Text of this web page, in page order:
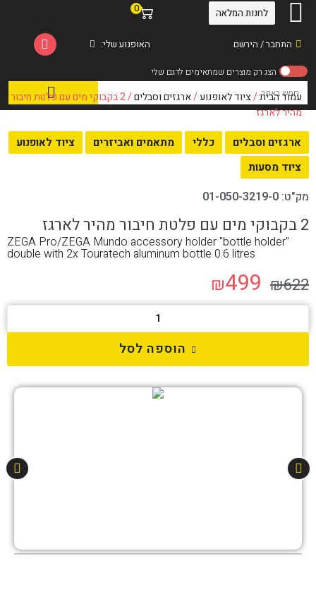
התחבר / הירשם
0
האופנוע שלי:
לחנות המלאה
עמוד הבית/ציוד לאופנוע/ארגזים וסבלים
/ 2 בקבוקי מים עם פלטת חיבור
מהיר לארגז
ארגזים וסבלים כללי מתאמים ואביזרים
ציוד לאופנוע
ציוד מסעות
מק"ט: 01-050-3219-0
2 בקבוקי מים עם פלטת חיבור מהיר לארגז
ZEGA Pro/ZEGA Mundo accessory holder "bottle holder"
double with 2x Touratech aluminum bottle 0.6 litres
₪622
₪499
הוספה לסל